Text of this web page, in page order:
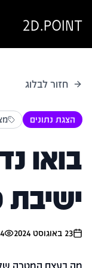
2D.POINT
חזור לבלוג
הצגת נתונים
בואו
23 באוגוסט 2024
מה בעצם המטרה